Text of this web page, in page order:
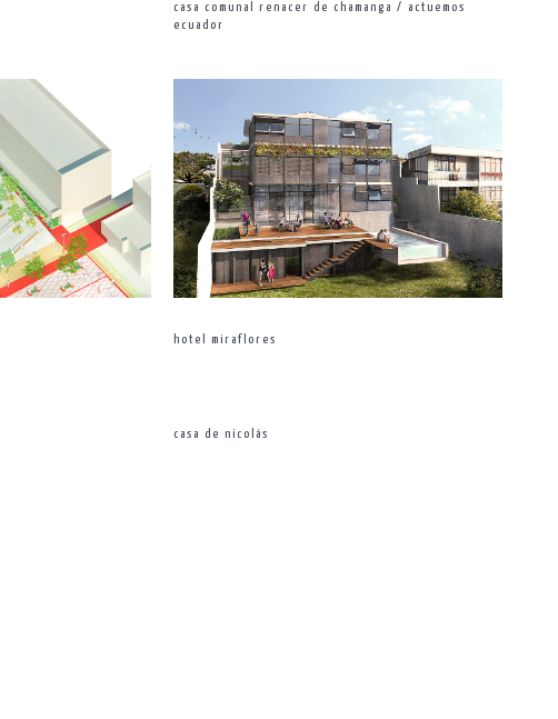
casa comunal renacer de chamanga / actuemos
ecuador
hotel miraflores
casa de nicolás